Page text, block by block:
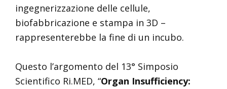
ingegnerizzazione delle cellule,
biofabbricazione e stampa in 3D –
rappresenterebbe la fine di un incubo.
Questo l’argomento del 13° Simposio
Scientifico Ri.MED, “Organ Insufficiency: